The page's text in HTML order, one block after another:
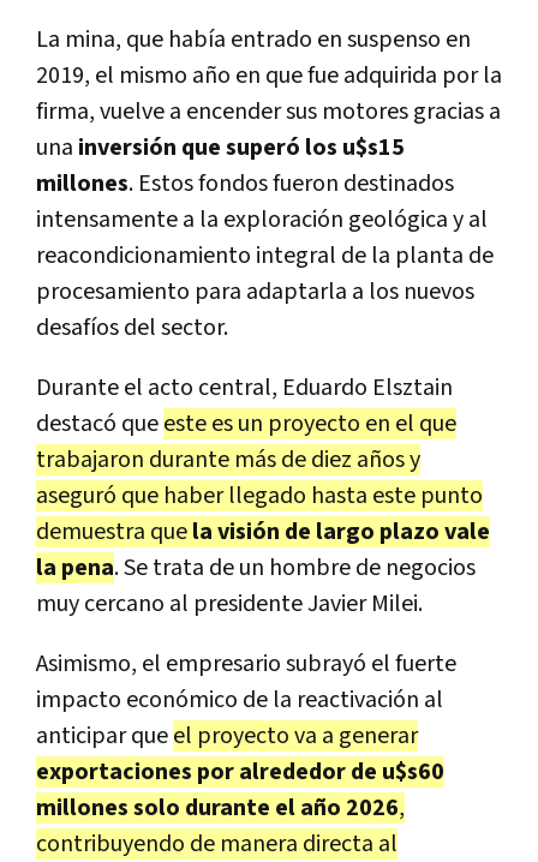
La mina, que había entrado en suspenso en
2019, el mismo año en que fue adquirida por la
firma, vuelve a encender sus motores gracias a
una inversión que superó los u$s15
millones. Estos fondos fueron destinados
intensamente a la exploración geológica y al
reacondicionamiento integral de la planta de
procesamiento para adaptarla a los nuevos
desafíos del sector.
Durante el acto central, Eduardo Elsztain
destacó queeste es un proyecto en el que
trabajaron durante más de diez años y
aseguró que haber llegado hasta este punto
demuestra quela visión de largo plazo vale
la pena. Se trata de un hombre de negocios
muy cercano al presidente Javier Milei.
Asimismo, el empresario subrayó el fuerte
impacto económico de la reactivación al
anticipar queel proyecto va a generar
exportaciones por alrededor de u$s60
millones solo durante el año 2026,
contribuyendo de manera directa al